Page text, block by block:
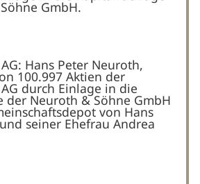
GmbH.
Hans Peter Neuroth,
100.997 Aktien der
durch Einlage in die
der Neuroth & Söhne GmbH
von Hans
seiner Ehefrau Andrea